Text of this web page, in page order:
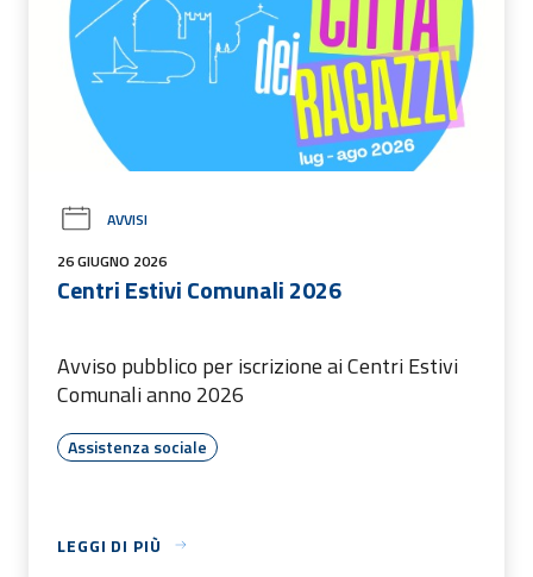
AVVISI
26 GIUGNO 2026
Centri Estivi Comunali 2026
Avviso pubblico per iscrizione ai Centri Estivi
Comunali anno 2026
Assistenza sociale
LEGGI DI PIÙ